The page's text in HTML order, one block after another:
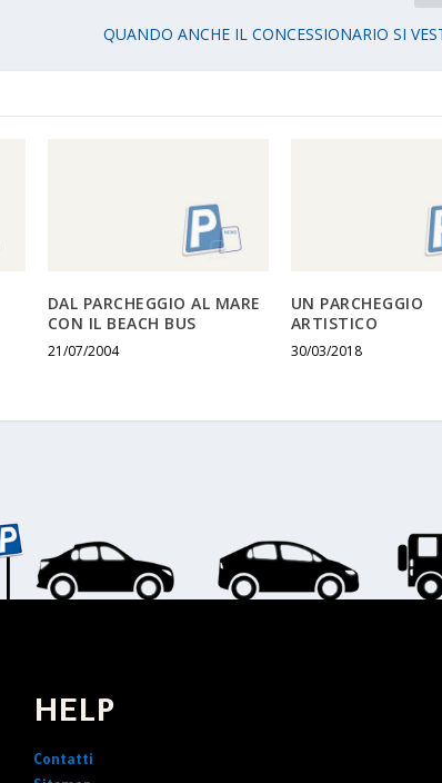
QUANDO ANCHE IL CONCESSIONARIO SI
DAL PARCHEGGIO AL MARE
CON IL BEACH BUS
21/07/2004
UN PARCHEGGIO
ARTISTICO
30/03/2018
HELP
Contatti